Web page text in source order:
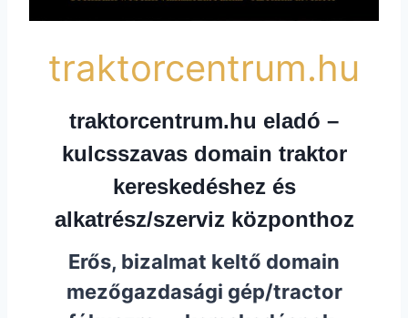
traktorcentrum.hu
traktorcentrum.hu eladó –
kulcsszavas domain traktor
kereskedéshez és
alkatrész/szerviz központhoz
Erős, bizalmat keltő domain
mezőgazdasági gép/tractor